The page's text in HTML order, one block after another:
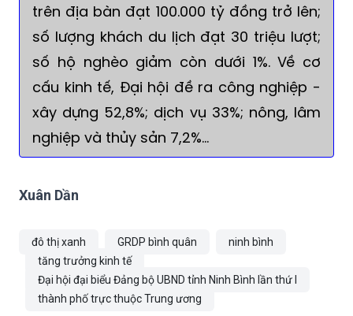
trên địa bàn đạt 100.000 tỷ đồng trở lên;
số lượng khách du lịch đạt 30 triệu lượt;
số hộ nghèo giảm còn dưới 1%. Về cơ
cấu kinh tế, Đại hội đề ra công nghiệp -
xây dựng 52,8%; dịch vụ 33%; nông, lâm
nghiệp và thủy sản 7,2%...
Xuân Dần
đô thị xanh GRDP bình quân
ninh bình
tăng trưởng kinh tế
Đại hội đại biểu Đảng bộ UBND tỉnh Ninh Bình lần thứ I
thành phố trực thuộc Trung ương